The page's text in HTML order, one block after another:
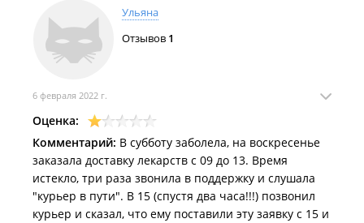
Ульяна
Отзывов 1
6 февраля 2022 г.
Оценка:
Комментарий: В субботу заболела, на воскресенье
заказала доставку лекарств с 09 до 13. Время
истекло, три раза звонила в поддержку и слушала
"курьер в пути". В 15 (спустя два часа!!!) позвонил
курьер и сказал, что ему поставили эту заявку с 15 и